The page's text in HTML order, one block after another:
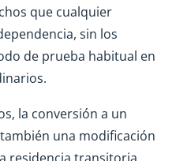
que cualquier
sin los
de prueba habitual en
la conversión a un
una modificación